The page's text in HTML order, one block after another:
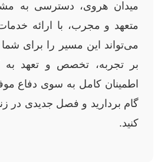
میدان هروی، دسترسی به
متعهد و مجرب، با ارائه
می‌تواند این مسیر را برای شما
بر تجربه، تخصص و تعهد به
اطمینان کامل به سوی دفاع
گام بردارید و فصل جدیدی در
کنید.